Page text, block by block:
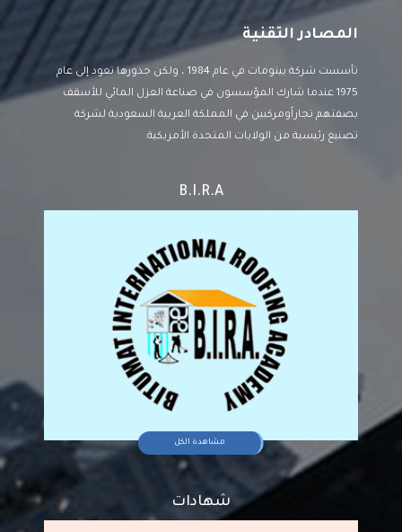
المصادر التقنية
تأسست شركة بيتومات في عام 1984 ، ولكن جذورها تعود إلى عام
1975 عندما شارك المؤسسون في صناعة العزل المائي للأسقف
بصفتهم تجاراًومركبين في المملكة العربية السعودية لشركة
تصنيع رئيسية من الولايات المتحدة الأمريكية.
B.I.R.A
مشاهدة الكل
شهادات